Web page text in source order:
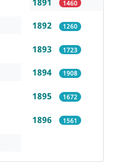
1460
1892 1260
1893 1723
1894 1908
1895 1672
1896 1561